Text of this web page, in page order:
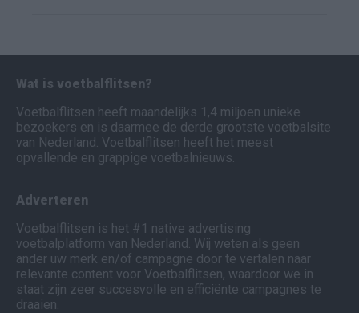
Wat is voetbalflitsen?
Voetbalflitsen heeft maandelijks 1,4 miljoen unieke
bezoekers en is daarmee de derde grootste voetbalsite
van Nederland. Voetbalflitsen heeft het meest
opvallende en grappige voetbalnieuws.
Adverteren
Voetbalflitsen is het #1 native advertising
voetbalplatform van Nederland. Wij weten als geen
ander uw merk en/of campagne door te vertalen naar
relevante content voor Voetbalflitsen, waardoor we in
staat zijn zeer succesvolle en efficiënte campagnes te
draaien.